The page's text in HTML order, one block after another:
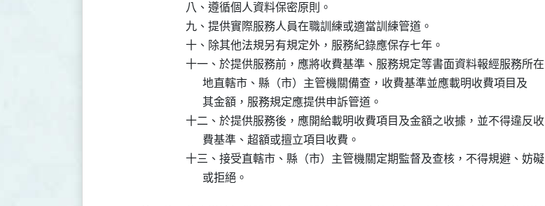
八、遵循個人資料保密原則。
九、提供實際服務人員在職訓練或適當訓練管道。
十、除其他法規另有規定外，服務紀錄應保存七年。
十一、於提供服務前，應將收費基準、服務規定等書面資料報經服務所在
      地直轄市、縣（市）主管機關備查，收費基準並應載明收費項目及
      其金額，服務規定應提供申訴管道。
十二、於提供服務後，應開給載明收費項目及金額之收據，並不得違反收
      費基準、超額或擅立項目收費。
十三、接受直轄市、縣（市）主管機關定期監督及查核，不得規避、妨礙
      或拒絕。